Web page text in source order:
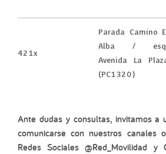
421x
Parada Camino
Alba /
Avenida La
(PC1320)
Ante dudas y consultas, invitamos a
comunicarse con nuestros canales
Redes Sociales @Red_Movilidad